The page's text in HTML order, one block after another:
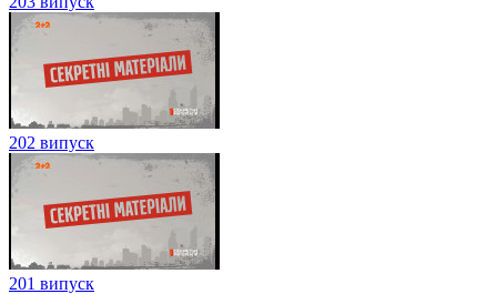
202 випуск
201 випуск